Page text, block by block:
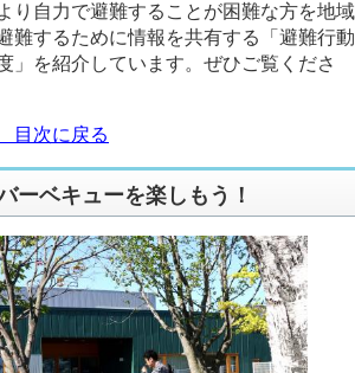
り自力で避難することが困難な方を地域
難するために情報を共有する「避難行動
」を紹介しています。ぜひご覧くださ
目次に戻る
ーベキューを楽しもう！